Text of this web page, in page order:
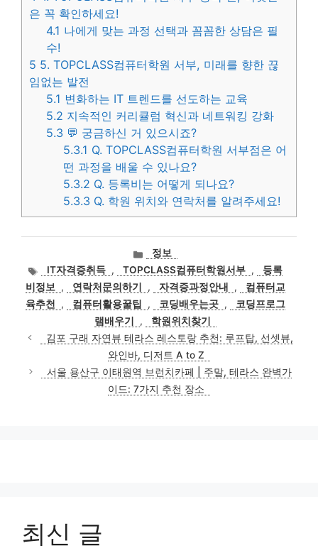
은 꼭 확인하세요!
4.1 나에게 맞는 과정 선택과 꼼꼼한 상담은 필
수!
5 5. TOPCLASS컴퓨터학원 서부, 미래를 향한 끊
임없는 발전
5.1 변화하는 IT 트렌드를 선도하는 교육
5.2 지속적인 커리큘럼 혁신과 네트워킹 강화
5.3 💬 궁금하신 거 있으시죠?
5.3.1 Q. TOPCLASS컴퓨터학원 서부점은 어
떤 과정을 배울 수 있나요?
5.3.2 Q. 등록비는 어떻게 되나요?
5.3.3 Q. 학원 위치와 연락처를 알려주세요!
카
테
고
리
정보
태
그
IT자격증취득 , TOPCLASS컴퓨터학원서부 ,
등록
비정보
, 연락처문의하기 , 자격증과정안내 ,
컴퓨터교
육추천
, 컴퓨터활용꿀팁 , 코딩배우는곳 ,
코딩프로그
램배우기
,
학원위치찾기
김포 구래 자연뷰 테라스 레스토랑 추천: 루프탑, 선셋뷰,
와인바, 디저트 A to Z
서울 용산구 이태원역 브런치카페 | 주말, 테라스 완벽가
이드: 7가지 추천 장소
최신 글